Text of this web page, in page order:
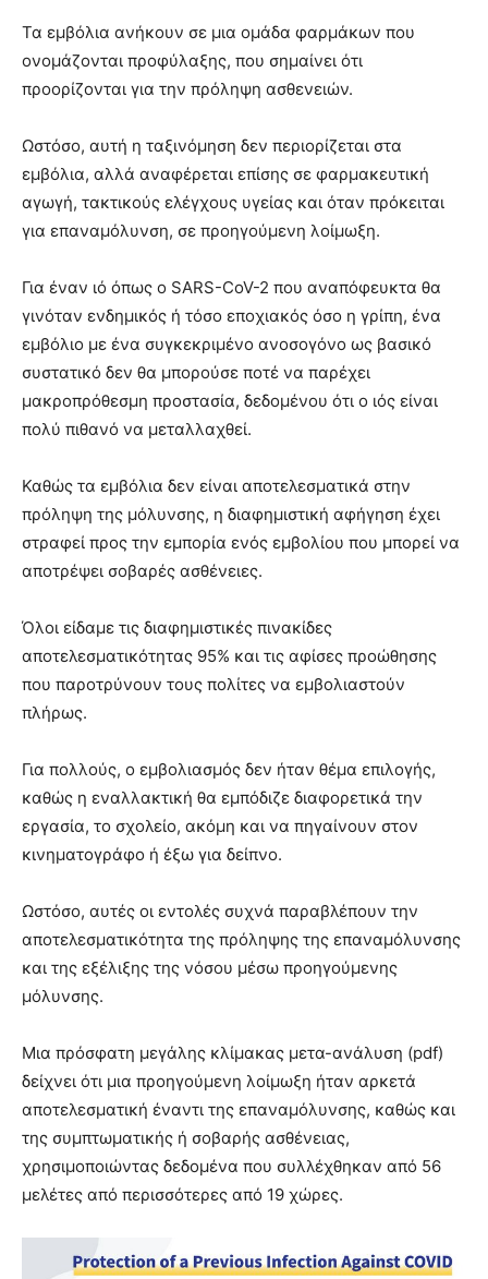
Τα εμβόλια ανήκουν σε μια ομάδα φαρμάκων που
ονομάζονται προφύλαξης, που σημαίνει ότι
προορίζονται για την πρόληψη ασθενειών.
Ωστόσο, αυτή η ταξινόμηση δεν περιορίζεται στα
εμβόλια, αλλά αναφέρεται επίσης σε φαρμακευτική
αγωγή, τακτικούς ελέγχους υγείας και όταν πρόκειται
για επαναμόλυνση, σε προηγούμενη λοίμωξη.
Για έναν ιό όπως ο SARS-CoV-2 που αναπόφευκτα θα
γινόταν ενδημικός ή τόσο εποχιακός όσο η γρίπη, ένα
εμβόλιο με ένα συγκεκριμένο ανοσογόνο ως βασικό
συστατικό δεν θα μπορούσε ποτέ να παρέχει
μακροπρόθεσμη προστασία, δεδομένου ότι ο ιός είναι
πολύ πιθανό να μεταλλαχθεί.
Καθώς τα εμβόλια δεν είναι αποτελεσματικά στην
πρόληψη της μόλυνσης, η διαφημιστική αφήγηση έχει
στραφεί προς την εμπορία ενός εμβολίου που μπορεί να
αποτρέψει σοβαρές ασθένειες.
Όλοι είδαμε τις διαφημιστικές πινακίδες
αποτελεσματικότητας 95% και τις αφίσες προώθησης
που παροτρύνουν τους πολίτες να εμβολιαστούν
πλήρως.
Για πολλούς, ο εμβολιασμός δεν ήταν θέμα επιλογής,
καθώς η εναλλακτική θα εμπόδιζε διαφορετικά την
εργασία, το σχολείο, ακόμη και να πηγαίνουν στον
κινηματογράφο ή έξω για δείπνο.
Ωστόσο, αυτές οι εντολές συχνά παραβλέπουν την
αποτελεσματικότητα της πρόληψης της επαναμόλυνσης
και της εξέλιξης της νόσου μέσω προηγούμενης
μόλυνσης.
Μια πρόσφατη μεγάλης κλίμακας μετα-ανάλυση (pdf)
δείχνει ότι μια προηγούμενη λοίμωξη ήταν αρκετά
αποτελεσματική έναντι της επαναμόλυνσης, καθώς και
της συμπτωματικής ή σοβαρής ασθένειας,
χρησιμοποιώντας δεδομένα που συλλέχθηκαν από 56
μελέτες από περισσότερες από 19 χώρες.